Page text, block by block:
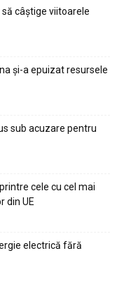
câștige viitoarele
și-a epuizat resursele
sub acuzare pentru
cele cu cel mai
din UE
electrică fără